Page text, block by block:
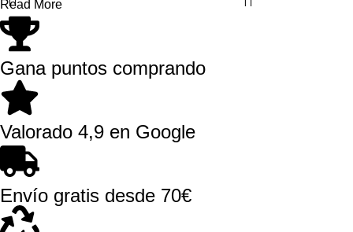
Read More
Gana puntos comprando
Valorado 4,9 en Google
Envío gratis desde 70€